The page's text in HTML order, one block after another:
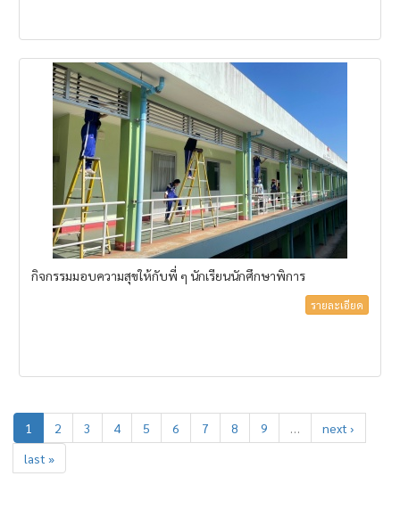
กิจกรรมมอบความสุขให้กับพี่ ๆ นักเรียนนักศึกษาพิการ
รายละเอียด
1 2 3 4 5 6 7 8 9 …
next ›
last »